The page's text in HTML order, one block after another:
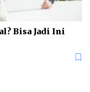
Bisa Jadi Ini